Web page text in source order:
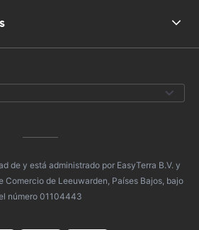
de y está administrado por EasyTerra B.V. y
Comercio de Leeuwarden, Países Bajos, bajo
número 01104443